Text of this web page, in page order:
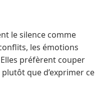
le silence comme
les émotions
préfèrent couper
que d’exprimer ce